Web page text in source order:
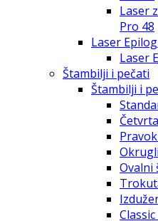
Laser
Pro 48
Laser
Laser
Štambilji i pečati
Štambilji i
Ovalni